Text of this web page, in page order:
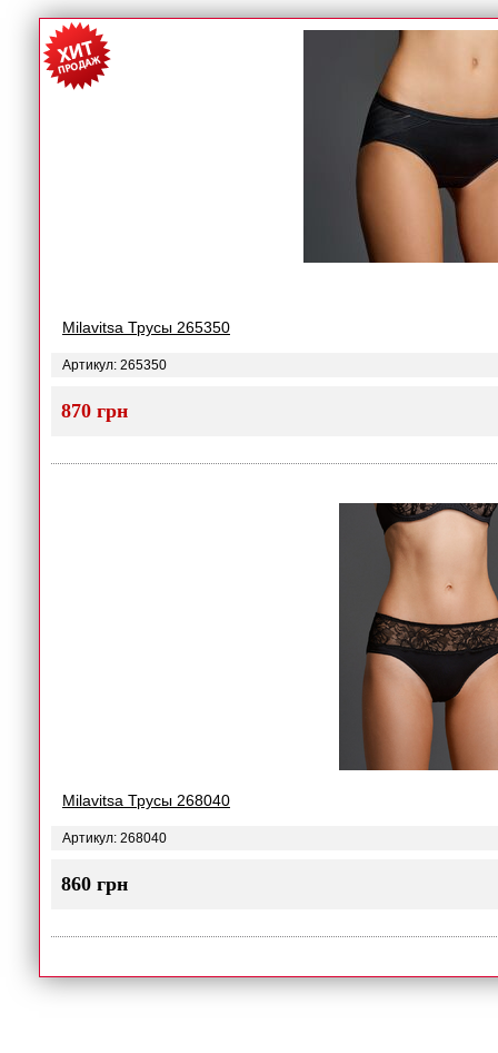
Milavitsa Трусы 265350
Артикул: 265350
870 грн
Milavitsa Трусы 268040
Артикул: 268040
860 грн